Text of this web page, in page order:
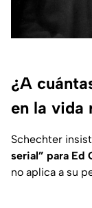
¿A
en la vida
Schechter
serial” para Ed
no aplica a su